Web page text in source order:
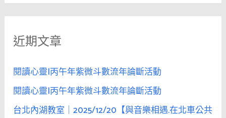
關
字
近期文章
閱讀心靈|丙午年紫微斗數流年論斷活動
閱讀心靈|丙午年紫微斗數流年論斷活動
台北內湖教室｜2025/12/20【與音樂相遇.在北車公共